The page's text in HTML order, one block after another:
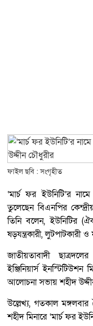
ফাইল ছবি : সংগৃহীত
‘মার্চ ফর ইউনিটি’র
তুলেছেন বিএনপির
তিনি বলেন, ইউনিটির
ষড়যন্ত্রকারী, লুটপাটকারী
জাতীয়তাবাদী ছাত্রদলের
ইঞ্জিনিয়ার্স
আলোচনা সভায় শহীদ
উল্লেখ্য, গতকাল মঙ্গলবার
শহীদ মিনারে ‘মার্চ ফর